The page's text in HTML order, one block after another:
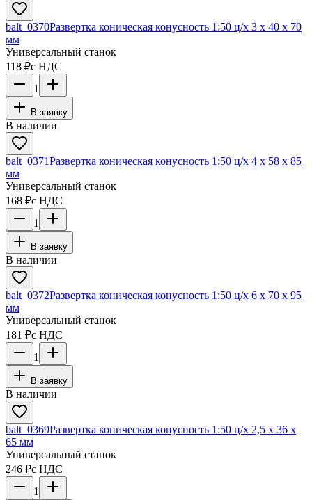
balt_0370Развертка коническая конусность 1:50 ц/х 3 х 40 х 70
мм
Универсальный станок
118 ₽с НДС
1
В заявку
В наличии
balt_0371Развертка коническая конусность 1:50 ц/х 4 х 58 х 85
мм
Универсальный станок
168 ₽с НДС
1
В заявку
В наличии
balt_0372Развертка коническая конусность 1:50 ц/х 6 х 70 х 95
мм
Универсальный станок
181 ₽с НДС
1
В заявку
В наличии
balt_0369Развертка коническая конусность 1:50 ц/х 2,5 х 36 х
65 мм
Универсальный станок
246 ₽с НДС
1